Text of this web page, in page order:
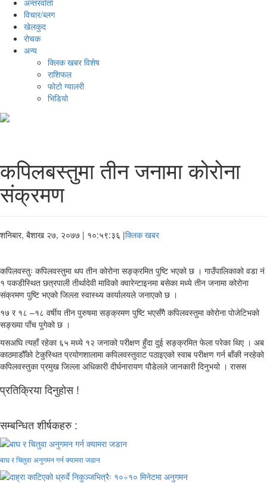
अन्तरर्वार्ता
विचार/ब्लग
खेलकुद
रोचक
अन्य
क्लिक खबर विशेष
राशिफल
फोटो ग्यालरी
भिडियो
कपिलबस्तुमा तीन जनामा कोरोना
संक्रमण
शनिबार, बैशाख २७, २०७७ | १०:५९:३६ |क्लिक खबर
कपिलवस्तुः कपिलवस्तुमा थप तीन कोरोना सङ्क्रमित पुष्टि भएको छ । गाउँपालिकाको वडा नं
१ पकडीस्थित छत्रपाली तीर्थादेवी माविको क्वारेन्टाइनमा बसेका मध्ये तीन जनामा कोरोना
संक्रमण पुष्टि भएको जिल्ला स्वास्थ्य कार्यालयले जनाएको छ ।
१७ र १८ –१८ वर्षीय तीन पुरुषमा सङ्क्रमण पुष्टि भएसँगै कपिलवस्तुमा कोरोना पोजेटिभको
सङ्ख्या पाँच पुगेको छ ।
यसअघि त्यहाँ रहेका ६५ मध्ये १२ जनाको परीक्षण हुँदा दुई सङ्क्रमित फेला परेका थिए । अब
काठमाडौँको टेकुस्थित प्रयोगशालामा कपिलवस्तुवाट पठाइएको स्वाब परीक्षण गर्न बाँकी नरहेको
कपिलवस्तुका प्रमुख जिल्ला अधिकारी दीर्घनारायण पौडेलले जानकारी दिनुभयो । रासस
प्रतिक्रिया दिनुहोस !
सम्बन्धित शीर्षकहरु :
बाघ र चितुवा अनुगमन गर्न क्यामरा जडान